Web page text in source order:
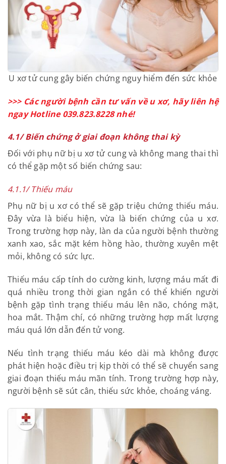
U xơ tử cung gây biến chứng nguy hiểm đến sức
>>> Các người bệnh cần tư vấn về u xơ, hãy liên
hệ ngay Hotline 039.823.8228 nhé!
4.1/ Biến chứng ở giai đoạn không thai kỳ
Đối với phụ nữ bị u xơ tử cung và không mang thai
thì có thể gặp một số biến chứng sau:
4.1.1/ Thiếu máu
Phụ nữ bị u xơ có thể sẽ gặp triệu chứng thiếu máu.
Trong trường hợp này, làn da của người bệnh
thường xanh xao, sắc mặt kém hồng hào, thường
xuyên mệt mỏi, không có sức lực.
Thiếu máu cấp tính do cường kinh, lượng máu mất
người bệnh gặp tình trạng thiếu máu lên não,
chóng mặt, hoa mắt. Thậm chí, có những trường
hợp mất lượng máu quá lớn dẫn đến tử vong.
phát hiện hoặc điều trị kịp thời có thể sẽ chuyển
sang giai đoạn thiếu máu mãn tính. Trong trường
hợp này, người bệnh sẽ sút cân, thiếu sức khỏe,